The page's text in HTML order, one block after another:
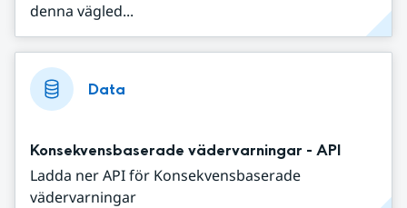
denna vägled...
Data
Konsekvensbaserade vädervarningar - API
Ladda ner API för Konsekvensbaserade
vädervarningar